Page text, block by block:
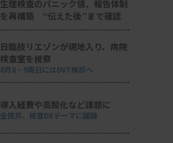
生理検査のパニック値、報告体制
を再構築 “伝えた後”まで確認
日臨技リエゾンが現地入り、病院
検査室を視察
8月8・9両日にはDVT検診へ
導入経費や高齢化など課題に
全医共、検査DXテーマに議論